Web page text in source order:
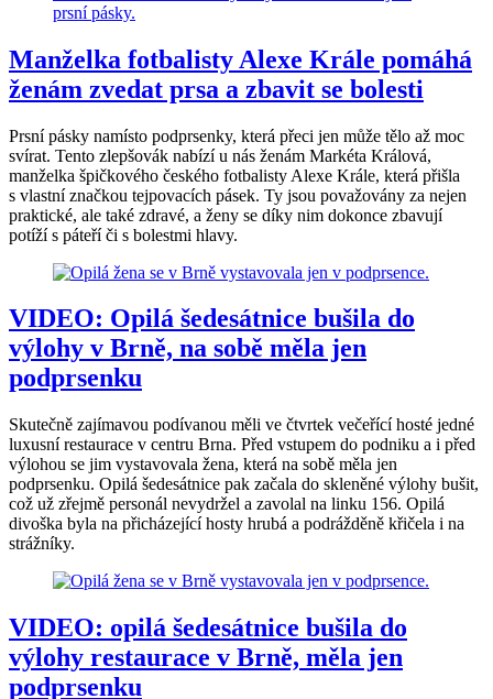
Manželka fotbalisty Alexe Krále pomáhá
ženám zvedat prsa a zbavit se bolesti
Prsní pásky namísto podprsenky, která přeci jen může tělo až moc
svírat. Tento zlepšovák nabízí u nás ženám Markéta Králová,
manželka špičkového českého fotbalisty Alexe Krále, která přišla
s vlastní značkou tejpovacích pásek. Ty jsou považovány za nejen
praktické, ale také zdravé, a ženy se díky nim dokonce zbavují
potíží s páteří či s bolestmi hlavy.
VIDEO: Opilá šedesátnice bušila do
výlohy v Brně, na sobě měla jen
podprsenku
Skutečně zajímavou podívanou měli ve čtvrtek večeřící hosté jedné
luxusní restaurace v centru Brna. Před vstupem do podniku a i před
výlohou se jim vystavovala žena, která na sobě měla jen
podprsenku. Opilá šedesátnice pak začala do skleněné výlohy bušit,
což už zřejmě personál nevydržel a zavolal na linku 156. Opilá
divoška byla na přicházející hosty hrubá a podrážděně křičela i na
strážníky.
VIDEO: opilá šedesátnice bušila do
výlohy restaurace v Brně, měla jen
podprsenku